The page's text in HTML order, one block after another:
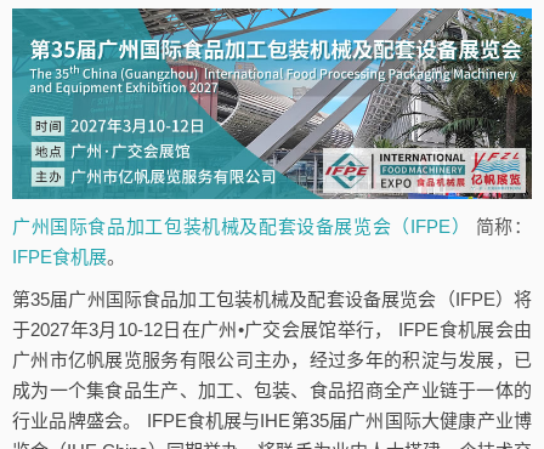
广州国际食品加工包装机械及配套设备展览会（IFPE）
简称：
IFPE食机展。
第35届广州国际食品加工包装机械及配套设备展览会（IFPE）将
于2027年3月10-12日在广州•广交会展馆举行， IFPE食机展会由
广州市亿帆展览服务有限公司主办，经过多年的积淀与发展，已
成为一个集食品生产、加工、包装、食品招商全产业链于一体的
行业品牌盛会。 IFPE食机展与IHE第35届广州国际大健康产业博